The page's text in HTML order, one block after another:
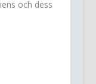
och dess